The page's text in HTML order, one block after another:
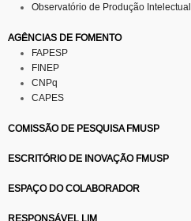
Observatório de Produção Intelectual
AGÊNCIAS DE FOMENTO
FAPESP
FINEP
CNPq
CAPES
COMISSÃO DE PESQUISA FMUSP
ESCRITÓRIO DE INOVAÇÃO FMUSP
ESPAÇO DO COLABORADOR
RESPONSÁVEL LIM